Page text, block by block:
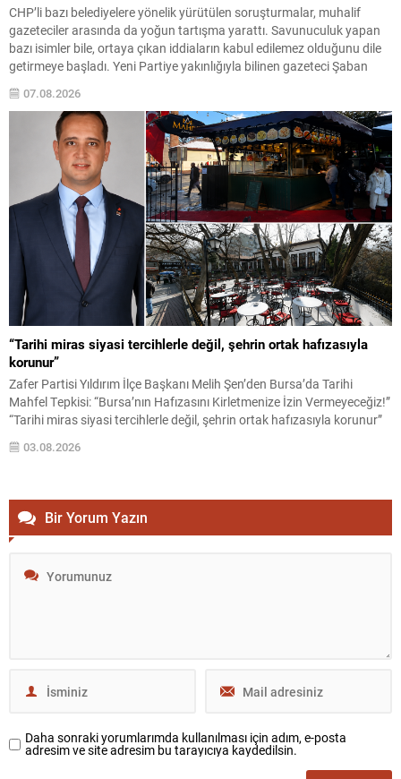
CHP’li bazı belediyelere yönelik yürütülen soruşturmalar, muhalif
gazeteciler arasında da yoğun tartışma yarattı. Savunuculuk yapan
bazı isimler bile, ortaya çıkan iddiaların kabul edilemez olduğunu dile
getirmeye başladı. Yeni Partiye yakınlığıyla bilinen gazeteci Şaban
meslektaşlarının tepkilerini aktardı. Sevinç, Uşak Belediye Başkanı
Özkan Yalım...
07.08.2026
“Tarihi miras siyasi tercihlerle değil, şehrin ortak hafızasıyla
korunur”
Zafer Partisi Yıldırım İlçe Başkanı Melih Şen’den Bursa’da Tarihi
Mahfel Tepkisi: “Bursa’nın Hafızasını Kirletmenize İzin Vermeyeceğiz!”
“Tarihi miras siyasi tercihlerle değil, şehrin ortak hafızasıyla korunur”
Bursa’da tarihi yapılar ve kültürel miras üzerinden yürütülen
tartışmalar yeniden gündemin merkezine oturdu. Zafer Partisi Yıldırım
03.08.2026
Bir Yorum Yazın
Daha sonraki yorumlarımda kullanılması için adım, e-posta
adresim ve site adresim bu tarayıcıya kaydedilsin.